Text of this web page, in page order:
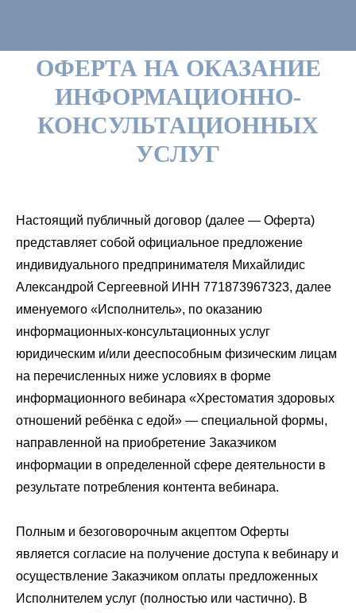
ОФЕРТА НА ОКАЗАНИЕ
ИНФОРМАЦИОННО-
КОНСУЛЬТАЦИОННЫХ
УСЛУГ
Настоящий публичный договор (далее — Оферта)
представляет собой официальное предложение
индивидуального предпринимателя Михайлидис
Александрой Сергеевной ИНН 771873967323, далее
именуемого «Исполнитель», по оказанию
информационных-консультационных услуг
юридическим и/или дееспособным физическим лицам
на перечисленных ниже условиях в форме
информационного вебинара «Хрестоматия здоровых
отношений ребёнка с едой» — специальной формы,
направленной на приобретение Заказчиком
информации в определенной сфере деятельности в
результате потребления контента вебинара.
Полным и безоговорочным акцептом Оферты
является согласие на получение доступа к вебинару и
осуществление Заказчиком оплаты предложенных
Исполнителем услуг (полностью или частично). В